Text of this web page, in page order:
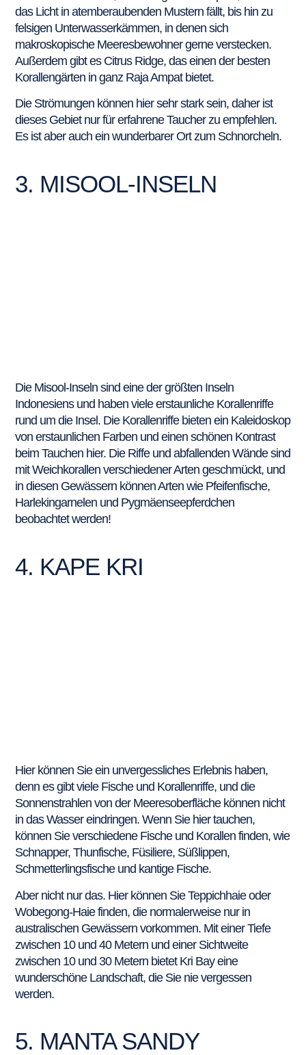
das Licht in atemberaubenden Mustern fällt, bis hin zu
felsigen Unterwasserkämmen, in denen sich
makroskopische Meeresbewohner gerne verstecken.
Außerdem gibt es Citrus Ridge, das einen der besten
Korallengärten in ganz Raja Ampat bietet.
Die Strömungen können hier sehr stark sein, daher ist
dieses Gebiet nur für erfahrene Taucher zu empfehlen.
Es ist aber auch ein wunderbarer Ort zum Schnorcheln.
3. MISOOL-INSELN
Die Misool-Inseln sind eine der größten Inseln
Indonesiens und haben viele erstaunliche Korallenriffe
rund um die Insel. Die Korallenriffe bieten ein Kaleidoskop
von erstaunlichen Farben und einen schönen Kontrast
beim Tauchen hier. Die Riffe und abfallenden Wände sind
mit Weichkorallen verschiedener Arten geschmückt, und
in diesen Gewässern können Arten wie Pfeifenfische,
Harlekingarnelen und Pygmäenseepferdchen
beobachtet werden!
4. KAPE KRI
Hier können Sie ein unvergessliches Erlebnis haben,
denn es gibt viele Fische und Korallenriffe, und die
Sonnenstrahlen von der Meeresoberfläche können nicht
in das Wasser eindringen. Wenn Sie hier tauchen,
können Sie verschiedene Fische und Korallen finden, wie
Schnapper, Thunfische, Füsiliere, Süßlippen,
Schmetterlingsfische und kantige Fische.
Aber nicht nur das. Hier können Sie Teppichhaie oder
Wobegong-Haie finden, die normalerweise nur in
australischen Gewässern vorkommen. Mit einer Tiefe
zwischen 10 und 40 Metern und einer Sichtweite
zwischen 10 und 30 Metern bietet Kri Bay eine
wunderschöne Landschaft, die Sie nie vergessen
werden.
5. MANTA SANDY